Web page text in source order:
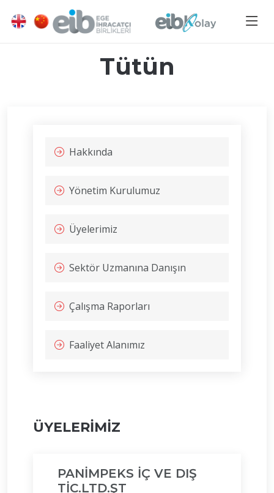
Tütün
Hakkında
Yönetim Kurulumuz
Üyelerimiz
Sektör Uzmanına Danışın
Çalışma Raporları
Faaliyet Alanımız
ÜYELERİMİZ
PANİMPEKS İÇ VE DIŞ
TİC.LTD.ŞT